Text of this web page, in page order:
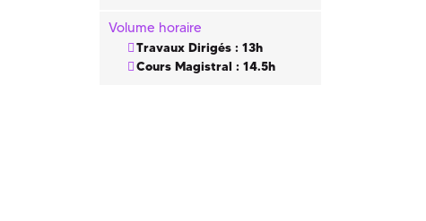
Volume horaire
Travaux Dirigés : 13h
Cours Magistral : 14.5h